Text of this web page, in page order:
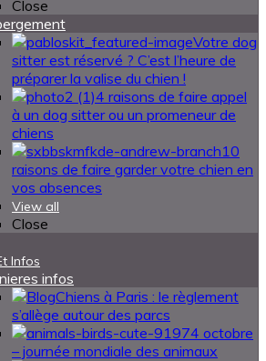
Close
Votre dog
sitter est réservé ? C’est l’heure de
préparer la valise du chien !
4 raisons de faire appel
à un dog sitter ou un promeneur de
chiens
10
raisons de faire garder votre chien en
vos absences
View all
Close
Infos
infos
Chiens à Paris : le règlement
s’allège autour des parcs
4 octobre
– journée mondiale des animaux